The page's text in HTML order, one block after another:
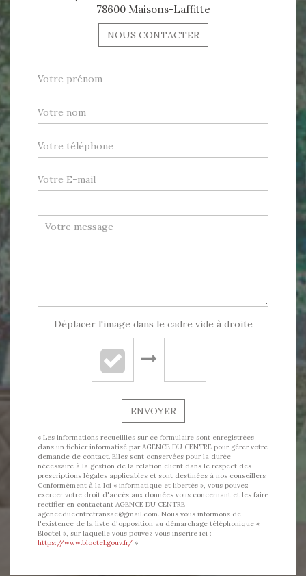
78600 Maisons-Laffitte
NOUS CONTACTER
Déplacer l'image dans le cadre vide à droite
ENVOYER
« Les informations recueillies sur ce formulaire sont enregistrées
dans un fichier informatisé par AGENCE DU CENTRE pour gérer votre
demande de contact. Elles sont conservées pour la durée
nécessaire à la gestion de la relation client dans le respect des
prescriptions légales applicables et sont destinées à nos conseillers
Conformément à la loi « informatique et libertés », vous pouvez
exercer votre droit d'accès aux données vous concernant et les faire
rectifier en contactant AGENCE DU CENTRE
agenceducentretransac@gmail.com. Nous vous informons de
l'existence de la liste d'opposition au démarchage téléphonique «
Bloctel », sur laquelle vous pouvez vous inscrire ici :
https://www.bloctel.gouv.fr/ »